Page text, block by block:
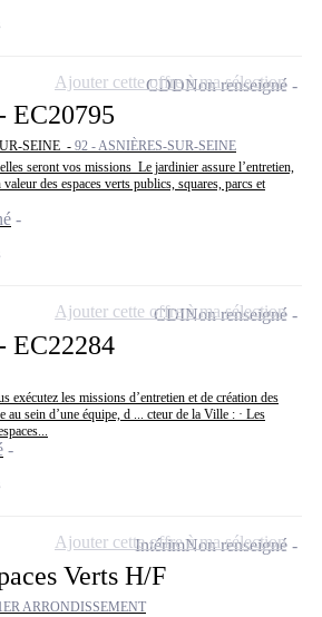
EC20795
SEINE - 92 - ASNIÈRES-SUR-SEINE
seront vos missions Le jardinier assure l’entretien,
des espaces verts publics, squares, parcs et
CDDNon renseigné
Ajouter cette offre à ma sélection
EC22284
exécutez les missions d’entretien et de création des
au sein d’une équipe, d ... cteur de la Ville : · Les
CDINon renseigné
Ajouter cette offre à ma sélection
Verts H/F
ARRONDISSEMENT
IntérimNon renseigné
Ajouter cette offre à ma sélection